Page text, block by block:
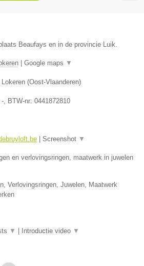
Beaufays en in de provincie Luik.
Google maps ▼
Lokeren (Oost-Vlaanderen)
-, BTW-nr: 0441872810
Screenshot ▼
en verlovingsringen, maatwerk in juwelen
Verlovingsringen, Juwelen, Maatwerk
▼ Introductie video ▼